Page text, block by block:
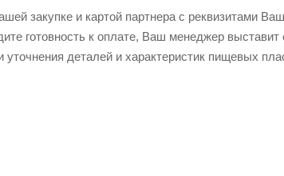
закупке и картой партнера с реквизитами
готовность к оплате, Ваш менеджер выставит
деталей и характеристик пищевых